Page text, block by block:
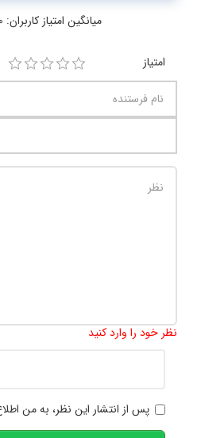
میانگین امتیاز کاربران: 0.0 (0 رای)
امتیاز
نظر خود را وارد کنید
پس از انتشار این نظر، به من